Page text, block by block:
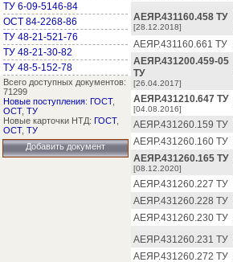
ТУ 6-09-5146-84
ОСТ 84-2268-86
ТУ 48-21-521-76
ТУ 48-21-30-82
ТУ 48-5-152-78
Всего доступных документов:
71299
Новые поступления: ГОСТ,
ОСТ, ТУ
Новые карточки НТД: ГОСТ,
ОСТ, ТУ
Добавить документ
АЕЯР.431160.458 ТУ
[28.12.2018]
АЕЯР.431160.661 ТУ
АЕЯР.431200.459-05
ТУ
[26.04.2017]
АЕЯР.431210.647 ТУ
[04.08.2016]
АЕЯР.431260.159 ТУ
АЕЯР.431260.160 ТУ
АЕЯР.431260.165 ТУ
[08.12.2020]
АЕЯР.431260.227 ТУ
АЕЯР.431260.228 ТУ
АЕЯР.431260.230 ТУ
АЕЯР.431260.231 ТУ
АЕЯР.431260.272 ТУ